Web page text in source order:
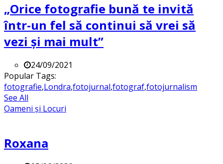
„Orice fotografie bună te invită
într-un fel să continui să vrei să
vezi și mai mult”
24/09/2021
Popular Tags:
fotografie,Londra,fotojurnal,fotograf,fotojurnalism
See All
Oameni și Locuri
Roxana